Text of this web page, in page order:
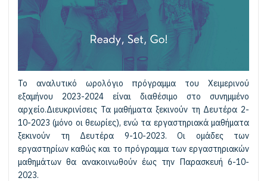
Το αναλυτικό ωρολόγιο πρόγραμμα του Χειμερινού
εξαμήνου 2023-2024 είναι διαθέσιμο στο συνημμένο
αρχείο.Διευκρινίσεις Τα μαθήματα ξεκινούν τη Δευτέρα 2-
10-2023 (μόνο οι θεωρίες), ενώ τα εργαστηριακά μαθήματα
ξεκινούν τη Δευτέρα 9-10-2023. Οι ομάδες των
εργαστηρίων καθώς και το πρόγραμμα των εργαστηριακών
μαθημάτων θα ανακοινωθούν έως την Παρασκευή 6-10-
2023.